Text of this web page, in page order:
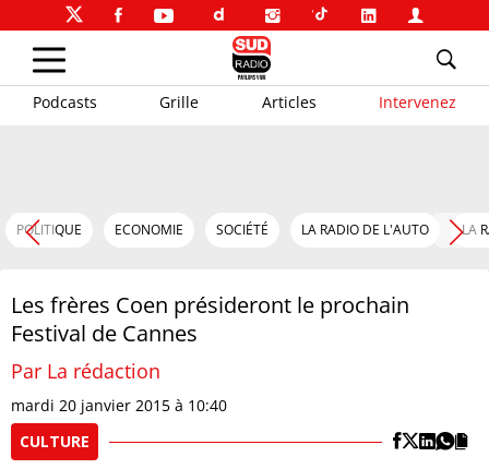
Podcasts Grille Articles Intervenez
POLITIQUE ECONOMIE SOCIÉTÉ LA RADIO DE L'AUTO LA
Les frères Coen présideront le prochain
Festival de Cannes
Par La rédaction
mardi 20 janvier 2015 à 10:40
CULTURE